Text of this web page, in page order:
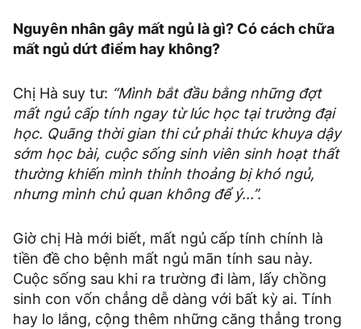
Nguyên nhân gây mất ngủ là gì? Có cách chữa
mất ngủ dứt điểm hay không?
Chị Hà suy tư: “Mình bắt đầu bằng những đợt
mất ngủ cấp tính ngay từ lúc học tại trường đại
học. Quãng thời gian thi cử phải thức khuya dậy
sớm học bài, cuộc sống sinh viên sinh hoạt thất
thường khiến mình thỉnh thoảng bị khó ngủ,
nhưng mình chủ quan không để ý...”.
Giờ chị Hà mới biết, mất ngủ cấp tính chính là
tiền đề cho bệnh mất ngủ mãn tính sau này.
Cuộc sống sau khi ra trường đi làm, lấy chồng
sinh con vốn chẳng dễ dàng với bất kỳ ai. Tính
hay lo lắng, cộng thêm những căng thẳng trong